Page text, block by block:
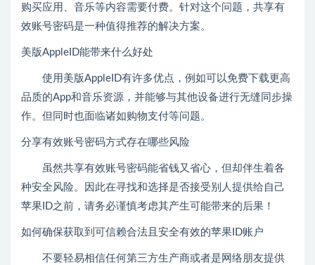
购买应用、音乐等内容需要付费。针对这个问题，共享有
效账号密码是一种值得推荐的解决方案。
美版AppleID能带来什么好处
使用美版AppleID有许多优点，例如可以免费下载更高
品质的App和音乐资源，并能够与其他设备进行无缝同步操
作。但同时也面临诸如购物支付等问题。
分享有效账号密码方式存在哪些风险
虽然共享有效账号密码能省钱又省心，但却伴生着各
种安全风险。因此在寻找和选择是否接受别人提供给自己
苹果ID之前，请务必谨慎考虑其产生可能带来的后果！
如何确保获取到可信赖合法且安全有效的苹果ID账户
不要轻易相信任何第三方生产商或者是网络朋友提供